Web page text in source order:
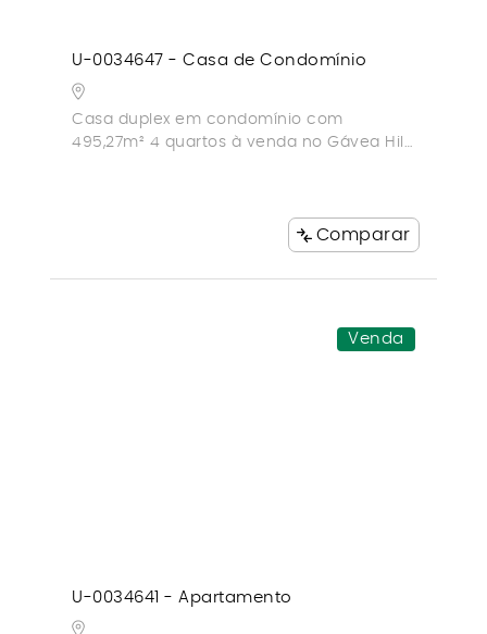
U-0034647 - Casa de Condomínio
Casa duplex em condomínio com
495,27m² 4 quartos à venda no Gávea Hill
Comparar
Venda
U-0034641 - Apartamento